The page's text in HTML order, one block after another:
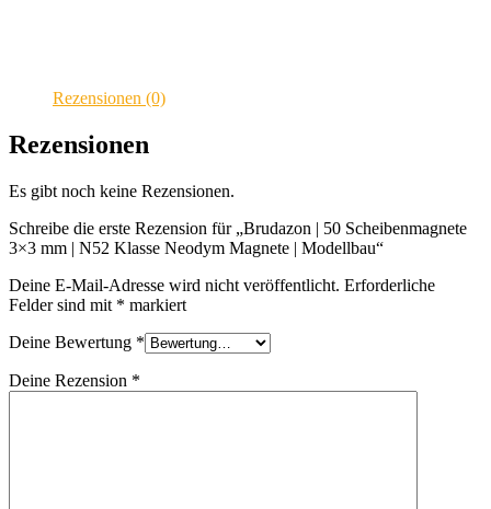
Rezensionen (0)
Rezensionen
Es gibt noch keine Rezensionen.
Schreibe die erste Rezension für „Brudazon | 50 Scheibenmagnete
3×3 mm | N52 Klasse Neodym Magnete | Modellbau“
Deine E-Mail-Adresse wird nicht veröffentlicht. Erforderliche
Felder sind mit * markiert
Deine Bewertung *
Deine Rezension *